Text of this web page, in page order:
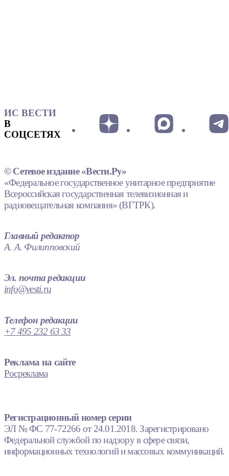
ИС ВЕСТИ
В
СОЦСЕТЯХ
© Сетевое издание «Вести.Ру»
«Федеральное государственное унитарное предприятие
Всероссийская государственная телевизионная и
радиовещательная компания» (ВГТРК).
Главный редактор
А. А. Филипповский
Эл. почта редакции
info@vesti.ru
Телефон редакции
+7 495 232 63 33
Реклама на сайте
Росреклама
Регистрационный номер серии
ЭЛ № ФС 77-72266 от 24.01.2018. Зарегистрировано
Федеральной службой по надзору в сфере связи,
информационных технологий и массовых коммуникаций.